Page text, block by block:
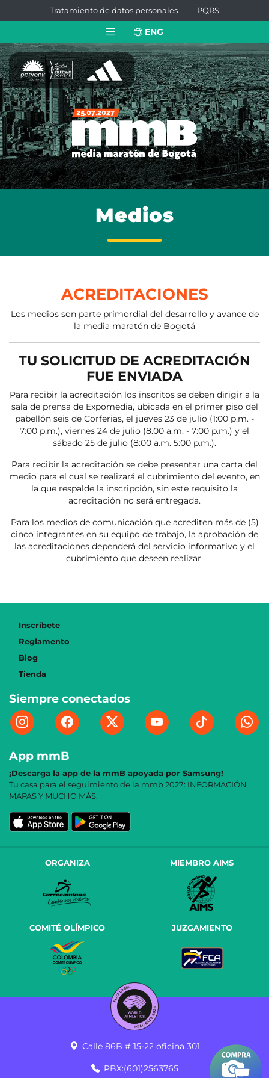
Tratamiento de datos personales PQRS
ENG
Medios
ACREDITACIONES
Los medios son parte primordial del desarrollo y avance de
la media maratón de Bogotá
TU SOLICITUD DE ACREDITACIÓN
FUE ENVIADA
Para recibir la acreditación los inscritos se deben dirigir a la
sala de prensa de Expomedia, ubicada en el primer piso del
pabellón seis de Corferias, el jueves 23 de julio (1:00 p.m. -
7:00 p.m.), viernes 24 de julio (8.00 a.m. - 7:00 p.m.) y el
sábado 25 de julio (8:00 a.m. 5:00 p.m.).
Para recibir la acreditación se debe presentar una carta del
medio para el cual se realizará el cubrimiento del evento, en
la que respalde la inscripción, sin este requisito la
acreditación no será entregada.
Para los medios de comunicación que acrediten más de (5)
cinco integrantes en su equipo de trabajo, la aprobación de
las acreditaciones dependerá del servicio informativo y el
cubrimiento que deseen realizar.
Inscríbete
Reglamento
Blog
Tienda
Siempre conectados
App mmB
¡Descarga la app de la mmB apoyada por Samsung!
Tu casa para el seguimiento de la mmb 2027: INFORMACIÓN
MAPAS Y MUCHO MÁS.
ORGANIZA MIEMBRO AIMS
COMITÉ OLÍMPICO JUZGAMIENTO
Calle 86B # 15-22 oficina 301
PBX:(601)2563765